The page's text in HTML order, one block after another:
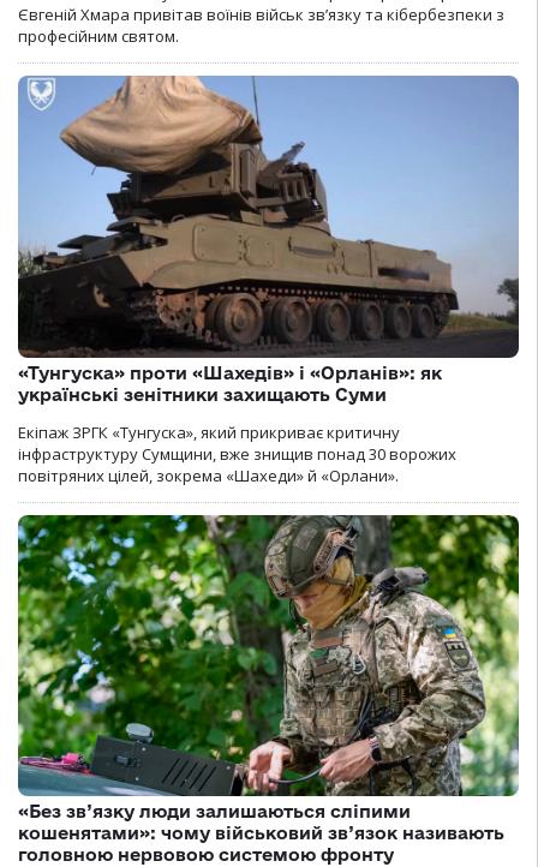
Євгеній Хмара привітав воїнів військ зв’язку та кібербезпеки з
професійним святом.
«Тунгуска» проти «Шахедів» і «Орланів»: як
українські зенітники захищають Суми
Екіпаж ЗРГК «Тунгуска», який прикриває критичну
інфраструктуру Сумщини, вже знищив понад 30 ворожих
повітряних цілей, зокрема «Шахеди» й «Орлани».
«Без зв’язку люди залишаються сліпими
кошенятами»: чому військовий зв’язок називають
головною нервовою системою фронту